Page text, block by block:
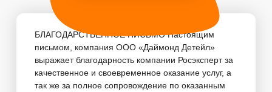
БЛАГОДАРСТВЕННОЕ ПИСЬМО Настоящим
письмом, компания ООО «Даймонд Детейл»
выражает благодарность компании Росэксперт за
качественное и своевременное оказание услуг, а
так же за полное сопровождение по оказанным